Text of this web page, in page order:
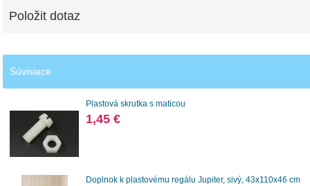
Položit dotaz
Súvisiace
Plastová skrutka s maticou
1,45 €
Doplnok k plastovému regálu Jupiter, sivý, 43x110x46 cm